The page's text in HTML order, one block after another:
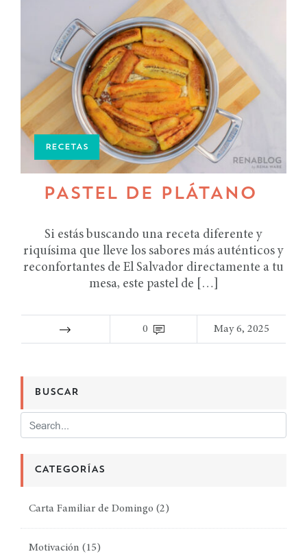
RECETAS
PASTEL DE PLÁTANO
Si estás buscando una receta diferente y
riquísima que lleve los sabores más auténticos y
reconfortantes de El Salvador directamente a tu
mesa, este pastel de […]
0 May 6, 2025
BUSCAR
CATEGORÍAS
Carta Familiar de Domingo (2)
Motivación (15)